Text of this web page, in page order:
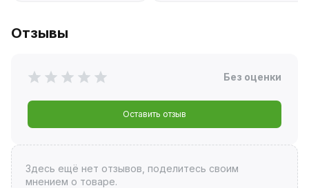
Отзывы
Без оценки
Оставить отзыв
Здесь ещё нет отзывов, поделитесь своим
мнением о товаре.